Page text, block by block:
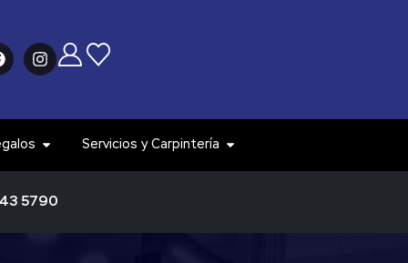
Servicios y Carpintería
5790